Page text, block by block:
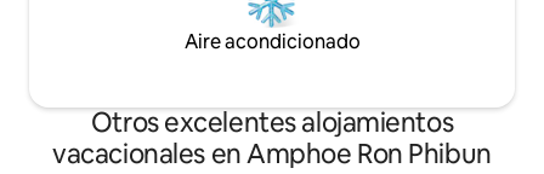
Aire acondicionado
Otros excelentes alojamientos
vacacionales en Amphoe Ron Phibun